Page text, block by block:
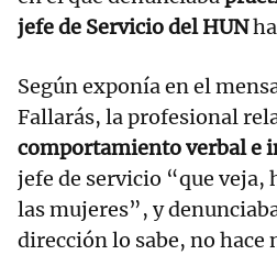
jefe de Servicio del HUN
Según exponía en el
Fallarás, la profesional
comportamiento verbal e
jefe de servicio “que veja,
las mujeres”, y
dirección lo sabe, no hace